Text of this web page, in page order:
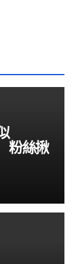
粉絲揪